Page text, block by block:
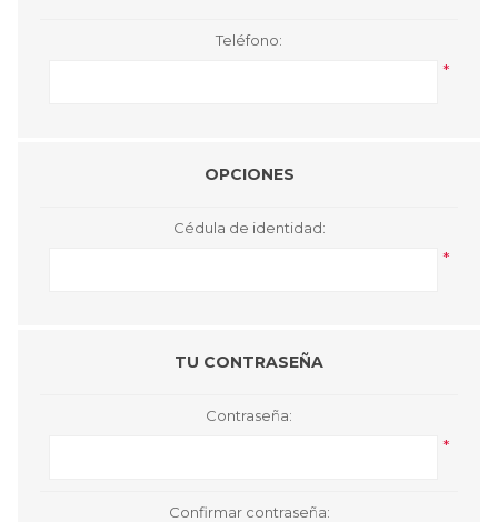
Teléfono:
*
OPCIONES
Cédula de identidad:
*
TU CONTRASEÑA
Contraseña:
*
Confirmar contraseña: